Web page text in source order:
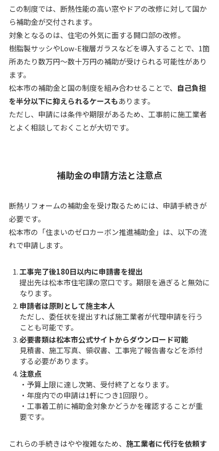
この制度では、断熱性能の高い窓やドアの改修に対して国か
ら補助金が交付されます。
対象となるのは、住宅の外気に面する開口部の改修。
樹脂製サッシやLow-E複層ガラスなどを導入することで、1箇
所あたり数万円〜数十万円の補助が受けられる可能性があり
ます。
松本市の補助金と国の制度を組み合わせることで、 自己負担
を半分以下に抑えられるケースもあります。
ただし、申請には条件や期限があるため、工事前に施工業者
とよく相談しておくことが大切です。
補助金の申請方法と注意点
断熱リフォームの補助金を受け取るためには、申請手続きが
必要です。
松本市の「住まいのゼロカーボン推進補助金」は、以下の流
れで申請します。
工事完了後180日以内に申請書を提出
提出先は松本市住宅課の窓口です。期限を過ぎると無効に
なります。
申請者は原則として施主本人
ただし、委任状を提出すれば施工業者が代理申請を行う
ことも可能です。
必要書類は松本市公式サイトからダウンロード可能
見積書、施工写真、領収書、工事完了報告書などを添付
する必要があります。
注意点
・予算上限に達し次第、受付終了となります。
・年度内での申請は1軒につき1回限り。
・工事着工前に補助金対象かどうかを確認することが重
要です。
これらの手続きはやや複雑なため、 施工業者に代行を依頼す